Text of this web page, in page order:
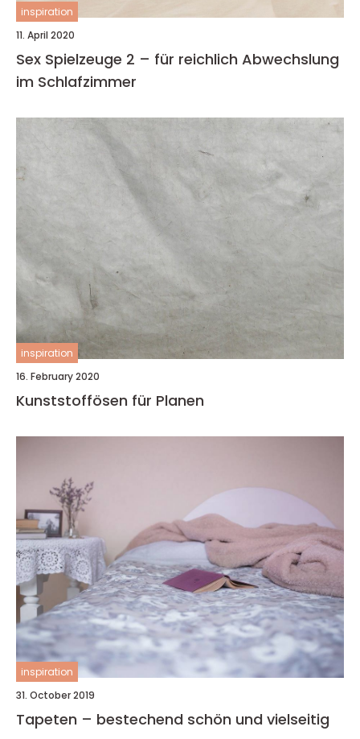
inspiration
11. April 2020
Sex Spielzeuge 2 – für reichlich Abwechslung
im Schlafzimmer
inspiration
16. February 2020
Kunststoffösen für Planen
inspiration
31. October 2019
Tapeten – bestechend schön und vielseitig